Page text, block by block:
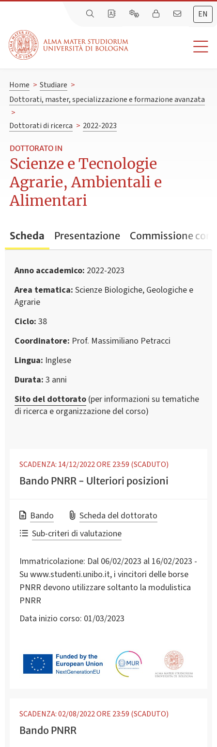
EN
Home > Studiare >
Dottorati, master, specializzazione e formazione avanzata
>
Dottorati di ricerca > 2022-2023
DOTTORATO IN
Scienze e Tecnologie
Agrarie, Ambientali e
Alimentari
Scheda Presentazione Commissione
Anno accademico 2022-2023
Area tematica Scienze Biologiche, Geologiche e
Agrarie
Ciclo 38
Coordinatore Prof. Massimiliano Petracci
Lingua Inglese
Durata 3 anni
Sito del dottorato (per informazioni su tematiche
di ricerca e organizzazione del corso)
SCADENZA: 14/12/2022 ORE 23:59 (SCADUTO)
Bando PNRR - Ulteriori posizioni
Bando
Scheda del dottorato
Sub-criteri di valutazione
Immatricolazione: Dal 06/02/2023 al 16/02/2023 -
Su www.studenti.unibo.it, i vincitori delle borse
PNRR devono utilizzare soltanto la modulistica
PNRR
Data inizio corso: 01/03/2023
SCADENZA: 02/08/2022 ORE 23:59 (SCADUTO)
Bando PNRR